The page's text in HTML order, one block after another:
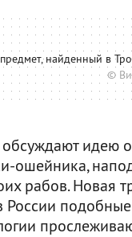
найденный в
©
идею
ошейника,
рабов. Новая
России